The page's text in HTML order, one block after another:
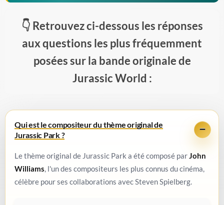
Retrouvez ci-dessous les réponses
aux questions les plus fréquemment
posées sur la bande originale de
Jurassic World :
Qui est le compositeur du thème original de
Jurassic Park ?
Le thème original de Jurassic Park a été composé par John
Williams , l'un des compositeurs les plus connus du cinéma,
célèbre pour ses collaborations avec Steven Spielberg.